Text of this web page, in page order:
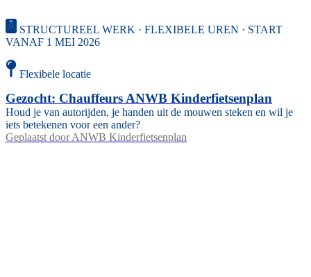
STRUCTUREEL WERK · FLEXIBELE UREN · START
VANAF 1 MEI 2026
Flexibele locatie
Gezocht: Chauffeurs ANWB Kinderfietsenplan
Houd je van autorijden, je handen uit de mouwen steken en wil je
iets betekenen voor een ander?
Geplaatst doorANWB Kinderfietsenplan